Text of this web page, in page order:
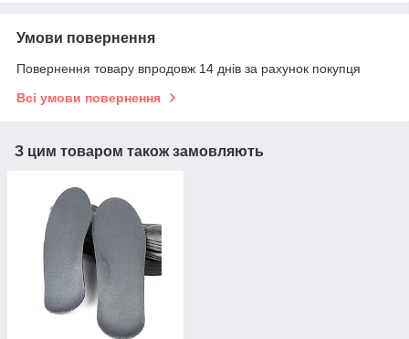
Умови повернення
Повернення товару впродовж 14 днів за рахунок покупця
Всі умови повернення
З цим товаром також замовляють